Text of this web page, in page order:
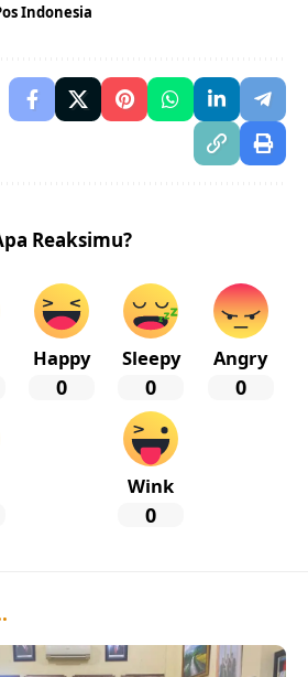
Indonesia
Reaksimu?
Happy
0
Sleepy
0
Angry
0
Wink
0